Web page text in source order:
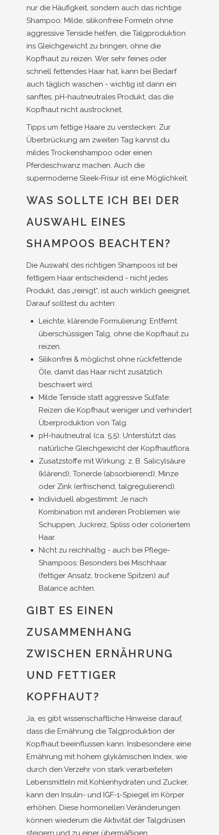
nur die Häufigkeit, sondern auch das richtige
Shampoo: Milde, silikonfreie Formeln ohne
aggressive Tenside helfen, die Talgproduktion
ins Gleichgewicht zu bringen, ohne die
Kopfhaut zu reizen. Wer sehr feines oder
schnell fettendes Haar hat, kann bei Bedarf
auch täglich waschen - wichtig ist dann ein
sanftes, pH-hautneutrales Produkt, das die
Kopfhaut nicht austrocknet.
Tipps um fettige Haare zu verstecken: Zur
Überbrückung am zweiten Tag kannst du
mildes Trockenshampoo oder einen
Pferdeschwanz machen. Auch die
supermoderne Sleek-Frisur ist eine Möglichkeit.
WAS SOLLTE ICH BEI DER
AUSWAHL EINES
SHAMPOOS BEACHTEN?
Die Auswahl des richtigen Shampoos ist bei
fettigem Haar entscheidend - nicht jedes
Produkt, das „reinigt“, ist auch wirklich geeignet.
Darauf solltest du achten:
Leichte, klärende Formulierung: Entfernt
überschüssigen Talg, ohne die Kopfhaut zu
reizen.
Silikonfrei & möglichst ohne rückfettende
Öle, damit das Haar nicht zusätzlich
beschwert wird.
Milde Tenside statt aggressive Sulfate:
Reizen die Kopfhaut weniger und verhindert
Überproduktion von Talg.
pH-hautneutral (ca. 5,5): Unterstützt das
natürliche Gleichgewicht der Kopfhautflora.
Zusatzstoffe mit Wirkung: z. B. Salicylsäure
(klärend), Tonerde (absorbierend), Minze
oder Zink (erfrischend, talgregulierend).
Individuell abgestimmt: Je nach
Kombination mit anderen Problemen wie
Schuppen, Juckreiz, Spliss oder coloriertem
Haar.
Nicht zu reichhaltig - auch bei Pflege-
Shampoos: Besonders bei Mischhaar
(fettiger Ansatz, trockene Spitzen) auf
Balance achten.
GIBT ES EINEN
ZUSAMMENHANG
ZWISCHEN ERNÄHRUNG
UND FETTIGER
KOPFHAUT?
Ja, es gibt wissenschaftliche Hinweise darauf,
dass die Ernährung die Talgproduktion der
Kopfhaut beeinflussen kann. Insbesondere eine
Ernährung mit hohem glykämischen Index, wie
durch den Verzehr von stark verarbeiteten
Lebensmitteln mit Kohlenhydraten und Zucker,
kann den Insulin- und IGF-1-Spiegel im Körper
erhöhen. Diese hormonellen Veränderungen
können wiederum die Aktivität der Talgdrüsen
steigern und zu einer übermäßigen